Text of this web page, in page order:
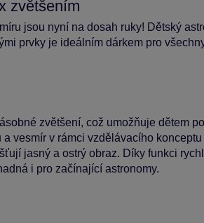
zvětšením
jsou nyní na dosah ruky! Dětský
prvky je ideálním dárkem pro
zvětšení, což umožňuje dětem
vesmír v rámci vzdělávacího
jasný a ostrý obraz. Díky funkci
i pro začínající astronomy.